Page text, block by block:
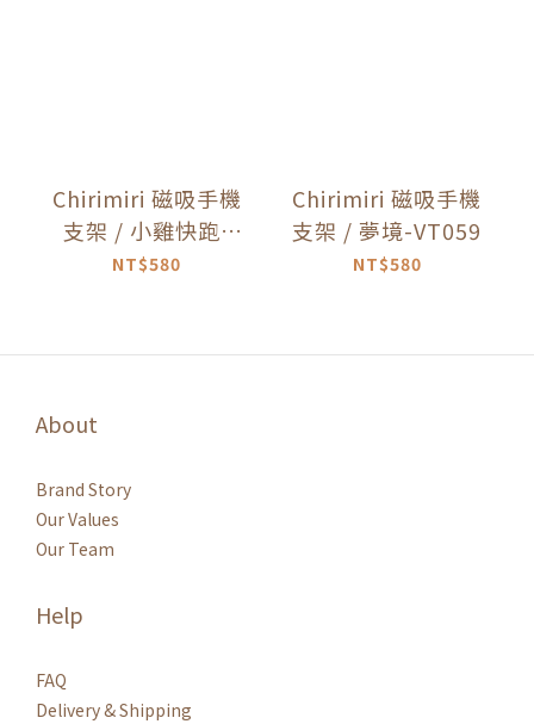
Chirimiri 磁吸手機
支架 / 小雞快跑-
VT060
NT$580
Chirimiri 磁吸手機
支架 / 夢境-VT059
NT$580
About
Brand Story
Our Values
Our Team
Help
FAQ
Delivery & Shipping